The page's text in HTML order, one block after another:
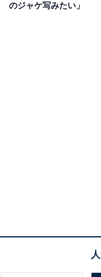
のジャケ写みたい」